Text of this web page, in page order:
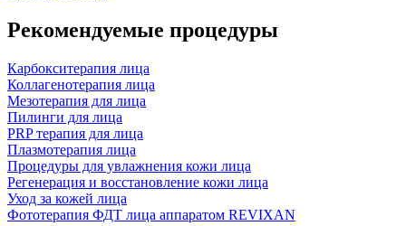
Рекомендуемые процедуры
Карбокситерапия лица
Коллагенотерапия лица
Мезотерапия для лица
Пилинги для лица
PRP терапия для лица
Плазмотерапия лица
Процедуры для увлажнения кожи лица
Регенерация и восстановление кожи лица
Уход за кожей лица
Фототерапия ФДТ лица аппаратом REVIXAN